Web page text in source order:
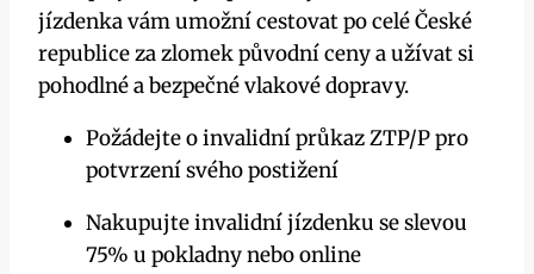
jízdenka vám umožní cestovat po celé České
republice za zlomek původní ceny a užívat si
pohodlné a bezpečné vlakové dopravy.
Požádejte o invalidní průkaz ZTP/P pro
potvrzení svého postižení
Nakupujte invalidní jízdenku se slevou
75% u pokladny nebo online